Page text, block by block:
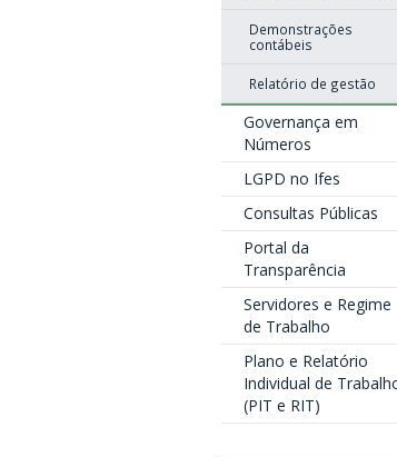
Demonstrações
contábeis
Relatório de gestão
Governança em
Números
LGPD no Ifes
Consultas Públicas
Portal da
Transparência
Servidores e Regime
de Trabalho
Plano e Relatório
Individual de
(PIT e RIT)